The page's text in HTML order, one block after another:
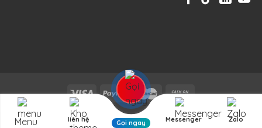
Copyright 2026 © BI:ST
Menu liên hệ Gọi ngay Messenger Zalo